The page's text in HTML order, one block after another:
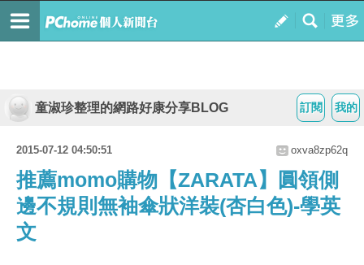
我的
訂閱
童淑珍整理的網路好康分享BLOG
2015-07-12 04:50:51 oxva8zp62q
推薦momo購物【ZARATA】圓領側
邊不規則無袖傘狀洋裝(杏白色)-學英
文